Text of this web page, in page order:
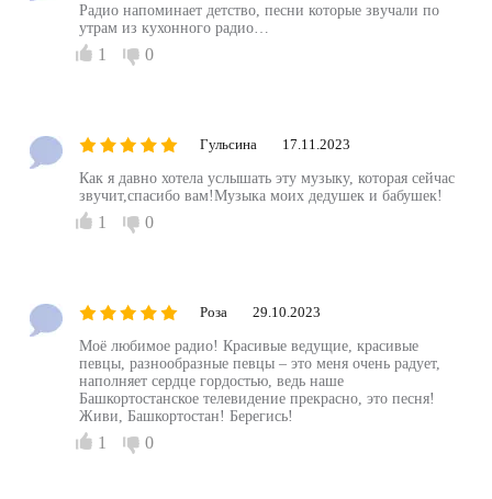
Радио напоминает детство, песни которые звучали по
утрам из кухонного радио…
1 0
Гульсина 17.11.2023
Как я давно хотела услышать эту музыку, которая сейчас
звучит,спасибо вам!Музыка моих дедушек и бабушек!
1 0
Роза 29.10.2023
Моё любимое радио! Красивые ведущие, красивые
певцы, разнообразные певцы – это меня очень радует,
наполняет сердце гордостью, ведь наше
Башкортостанское телевидение прекрасно, это песня!
Живи, Башкортостан! Берегись!
1 0